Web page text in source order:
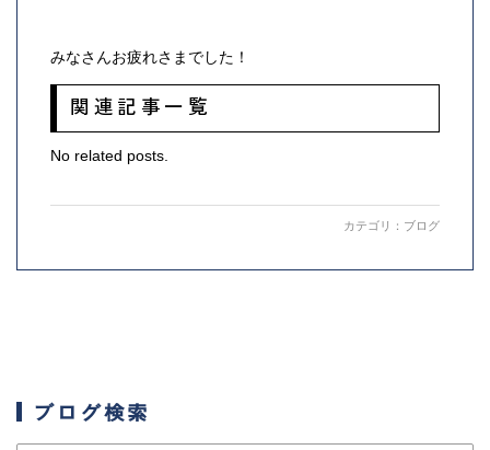
みなさんお疲れさまでした！
関連記事一覧
No related posts.
カテゴリ： ブログ
ブログ検索